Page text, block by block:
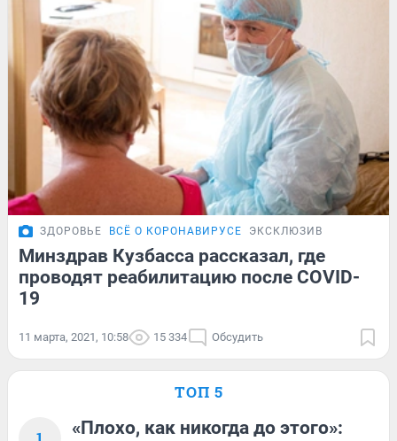
ЗДОРОВЬЕ ВСЁ О КОРОНАВИРУСЕ ЭКСКЛЮЗИВ
Минздрав Кузбасса рассказал, где
проводят реабилитацию после COVID-
19
11 марта, 2021, 10:58 15 334 Обсудить
ТОП 5
«Плохо, как никогда до этого»: